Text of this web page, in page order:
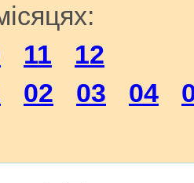
11
12
02 03 04